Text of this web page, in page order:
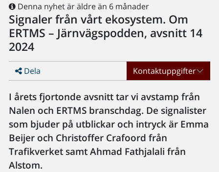
Denna nyhet är äldre än 6 månader
Signaler från vårt ekosystem. Om
ERTMS – Järnvägspodden, avsnitt 14
2024
Dela Kontaktuppgifter
I årets fjortonde avsnitt tar vi avstamp från
Nalen och ERTMS branschdag. De signalister
som bjuder på utblickar och intryck är Emma
Beijer och Christoffer Crafoord från
Trafikverket samt Ahmad Fathjalali från
Alstom.